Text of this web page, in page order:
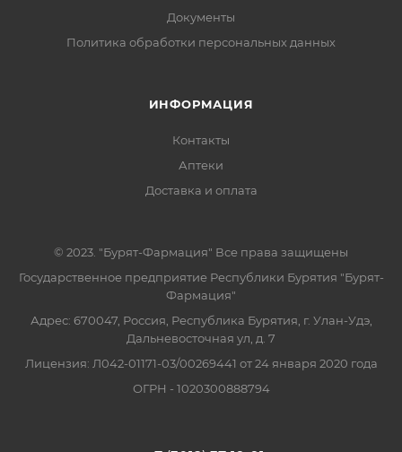
Документы
Политика обработки персональных данных
ИНФОРМАЦИЯ
Контакты
Аптеки
Доставка и оплата
© 2023. "Бурят-Фармация" Все права защищены
Государственное предприятие Республики Бурятия "Бурят-
Фармация"
Адрес: 670047, Россия, Республика Бурятия, г. Улан-Удэ,
Дальневосточная ул, д. 7
Лицензия: Л042-01171-03/00269441 от 24 января 2020 года
ОГРН - 1020300888794